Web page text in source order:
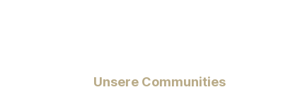
Unsere Communities